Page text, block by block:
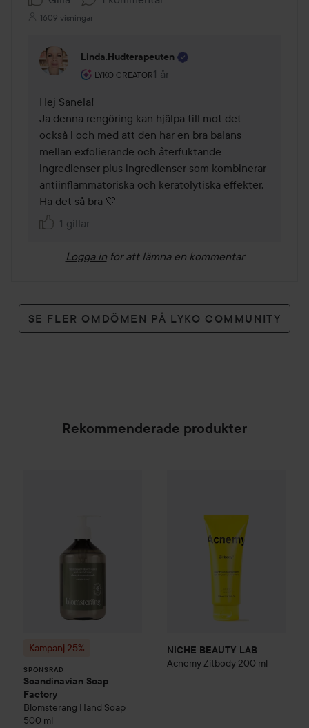
1609 visningar
Linda.hudterapeuten
LYKO CREATOR
Användarens roll: Lyko Creator.
1 år
Kommentaren lades 1 år
Hej Sanela!
Ja denna rengöring kan hjälpa till mot det
också i och med att den har en bra balans
mellan exfolierande och återfuktande
ingredienser plus ingredienser som kombinerar
antiinflammatoriska och keratolytiska effekter.
Ha det så bra 🤍
1 gillar
Logga in för att lämna en kommentar
SE FLER OMDÖMEN PÅ LYKO COMMUNITY
Rekommenderade produkter
Kampanj 25%
SPONSRAD
Scandinavian Soap
Factory
Blomsteräng Hand Soap
500 ml
NICHE BEAUTY LAB
AcnemyZitbody 200 ml